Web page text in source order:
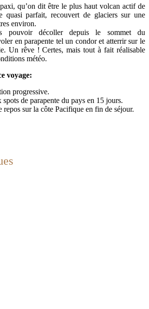
qu’on dit être le plus haut volcan actif de
quasi parfait, recouvert de glaciers sur une
environ.
pouvoir décoller depuis le sommet du
en parapente tel un condor et atterrir sur le
Un rêve ! Certes, mais tout à fait réalisable
météo.
voyage:
progressive.
spots de parapente du pays en 15 jours.
repos sur la côte Pacifique en fin de séjour.